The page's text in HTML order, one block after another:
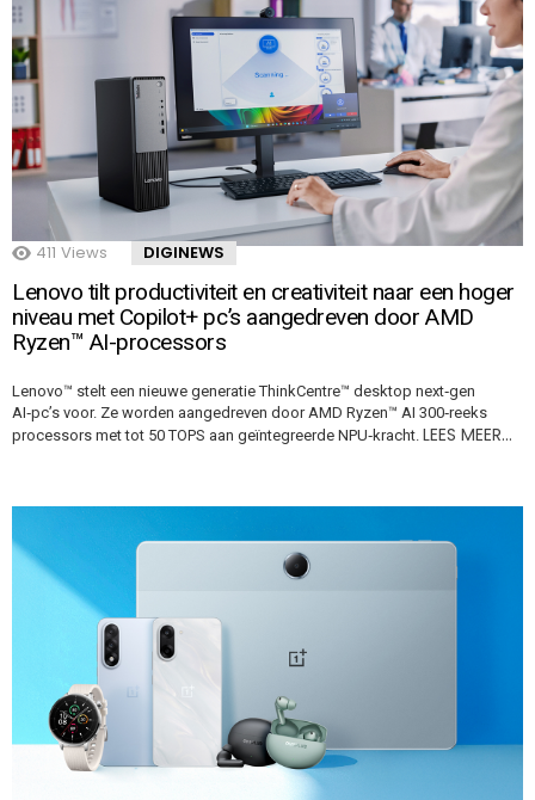
411 Views DIGINEWS
Lenovo tilt productiviteit en creativiteit naar een hoger
niveau met Copilot+ pc’s aangedreven door AMD
Ryzen™ AI-processors
Lenovo™ stelt een nieuwe generatie ThinkCentre™ desktop next‑gen
AI‑pc’s voor. Ze worden aangedreven door AMD Ryzen™ AI 300‑reeks
processors met tot 50 TOPS aan geïntegreerde NPU‑kracht. LEES MEER…